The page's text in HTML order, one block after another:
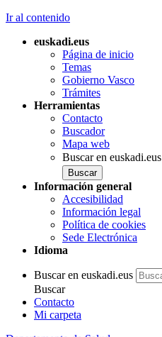
Ir al contenido
euskadi.eus
Página de inicio
Temas
Gobierno Vasco
Trámites
Herramientas
Contacto
Buscador
Mapa web
Buscar en euskadi.eus
Información general
Accesibilidad
Información legal
Política de cookies
Sede Electrónica
Idioma
Buscar en euskadi.eus
Buscar
Contacto
Mi carpeta